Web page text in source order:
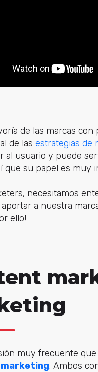
de las marcas
de las estrategias de
al usuario y puede
que su papel es muy
necesitamos
a nuestra
ello!
muy frecuente
marketing. Ambos